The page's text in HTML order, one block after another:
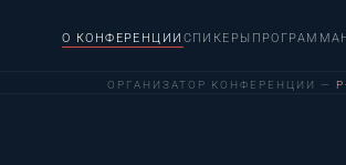
О КОНФЕРЕНЦИИ СПИКЕРЫ ПРОГРАММА
ОРГАНИЗАТОР КОНФЕРЕНЦИИ —